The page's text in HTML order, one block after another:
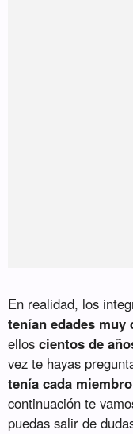
En realidad, los
tenían edades
elloscientos de
vez te hayas
tenía cada miembro
continuación te
puedas salir de